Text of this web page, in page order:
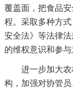
覆盖面，把食品
程。采取多种方
安全法》等法律
的维权意识和参与
进一步加大
构，加强对协管